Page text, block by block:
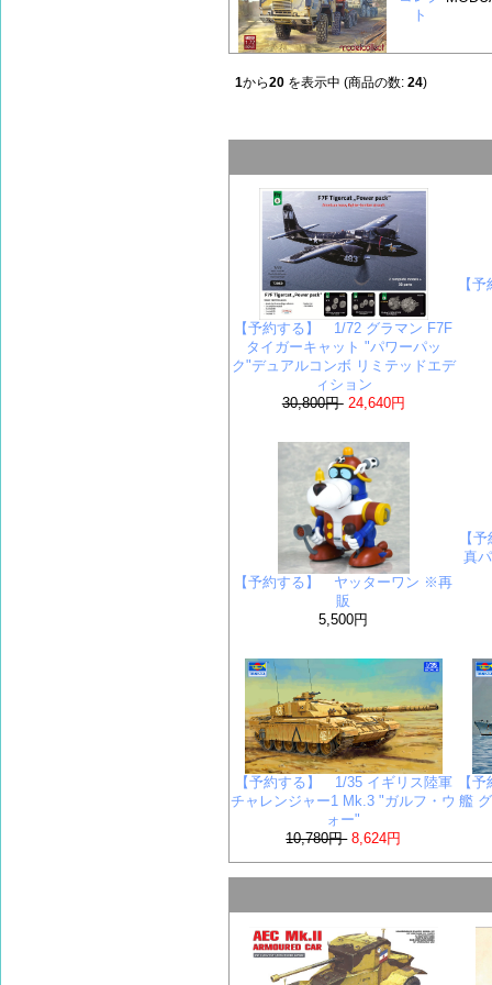
ト
1から20を表示中 (商品の数: 24)
【予約する】 1/72 グラマン F7F
タイガーキャット "パワーパッ
ク"デュアルコンボ リミテッドエデ
ィション
30,800円 24,640円
【
【予約する】 ヤッターワン ※再
販
5,500円
【
真
【予約する】 1/35 イギリス陸軍
チャレンジャー1 Mk.3 "ガルフ・ウ
ォー"
10,780円 8,624円
【
艦